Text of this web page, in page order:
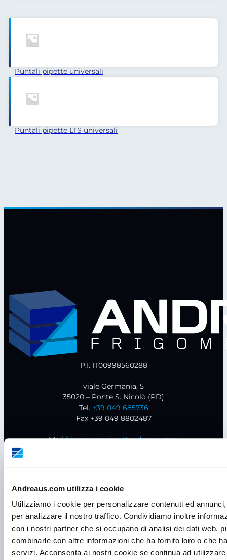
Andreaus.com utilizza i cookie
Utilizziamo i cookie per personalizzare contenuti ed
per analizzare il nostro traffico. Condividiamo inoltre
con i nostri partner che si occupano di analisi dei dati web,
combinarle con altre informazioni che ha fornito loro o che
servizi. Acconsenta ai nostri cookie se continua ad
Puntali pipette universali
Puntali pipette LTS universali
P.I. IT00998560288
viale Germania, 5
35020 – Ponte S. Nicolò (PD)
Tel. +39 049 685736
Fax +39 049 8802487
Mailfrigomeccanica@andreaus.com
PRODOTTI
STRUMENTI DI MISURA
PRODUTTORI GHIACCIO
INCUBATORI
ARMADI DI SICUREZZA
FRIGO DOMESTICI
CONSUMABILI